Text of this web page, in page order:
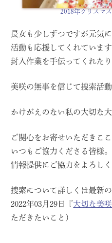
2018年クリスマ
長女も少しずつですが元気
活動も応援してくれていま
封入作業を手伝ってくれた
美咲の無事を信じて捜索活
かけがえのない私の大切な大
ご関心をお寄せいただきこ
いつもご協力くださる皆様
情報提供にご協力をよろし
捜索について詳しくは最新
2022年03月29日『大切な美
ただきたいこと）